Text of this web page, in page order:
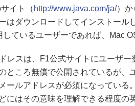
イト（ http://www.java.com/ja/）か
はダウンロードしてインストール
しているユーザーであれば、Mac
レスは、F1公式サイトにユーザ
ところ無償で公開されているが、
ールアドレスが必須になっている
にはその意味を理解できる程度の